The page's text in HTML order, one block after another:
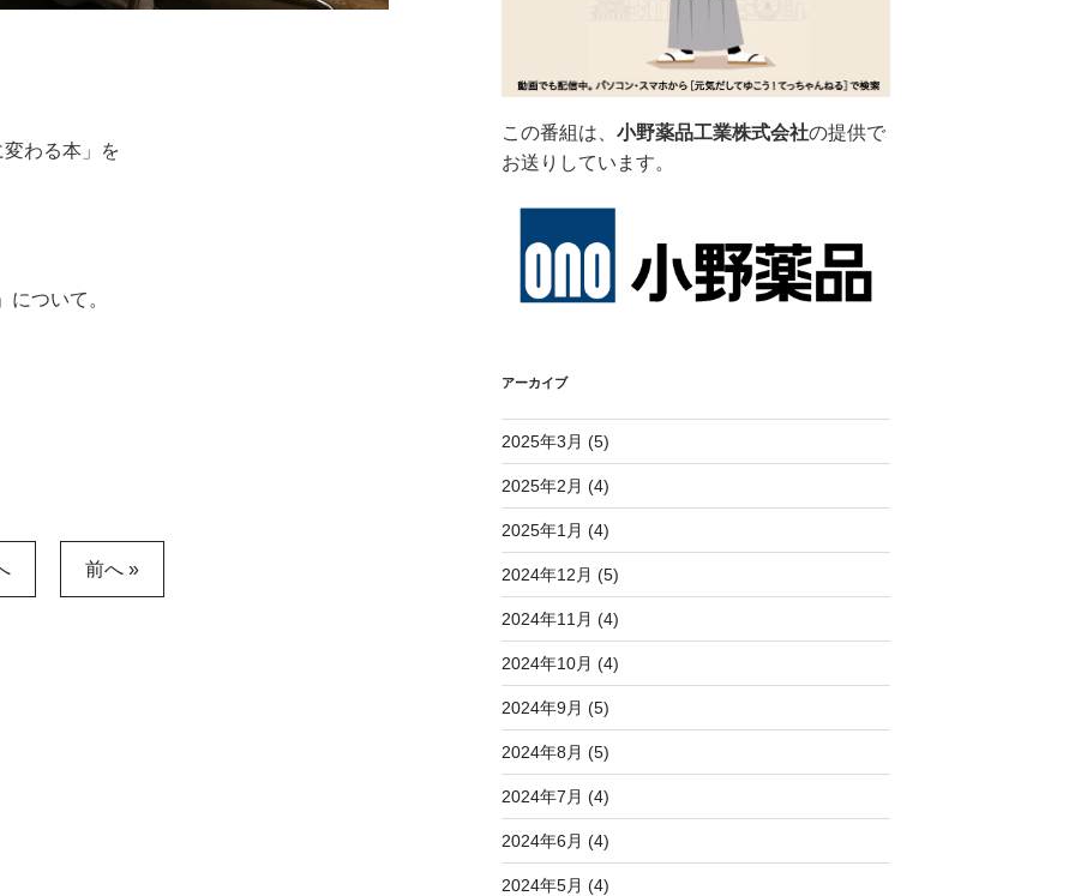
わる本」を
ついて。
前へ »
この番組は、小野薬品工業株式会社の提供で
お送りしています。
アーカイブ
2025年3月 (5)
2025年2月 (4)
2025年1月 (4)
2024年12月 (5)
2024年11月 (4)
2024年10月 (4)
2024年9月 (5)
2024年8月 (5)
2024年7月 (4)
2024年6月 (4)
2024年5月 (4)